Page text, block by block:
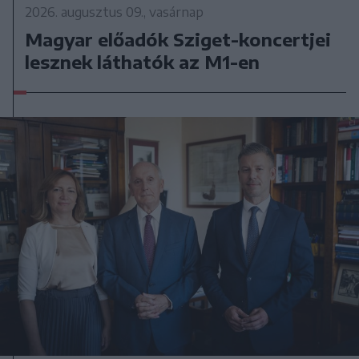
2026. augusztus 09., vasárnap
Magyar előadók Sziget-koncertjei
lesznek láthatók az M1-en